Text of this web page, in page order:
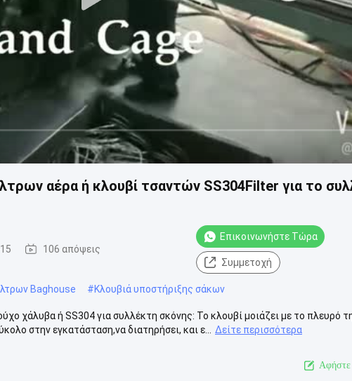
αέρα ή κλουβί τσαντών SS304Filter για το
106 απόψεις
Επικοινωνήστε Τώρα
Συμμετοχή
Baghouse #Κλουβιά υποστήριξης σάκων
χάλυβα ή SS304 για συλλέκτη σκόνης: Το κλουβί μοιάζει με το πλευρό
στην εγκατάσταση,να διατηρήσει, και ε...
Δείτε περισσότερα
Αφήστε